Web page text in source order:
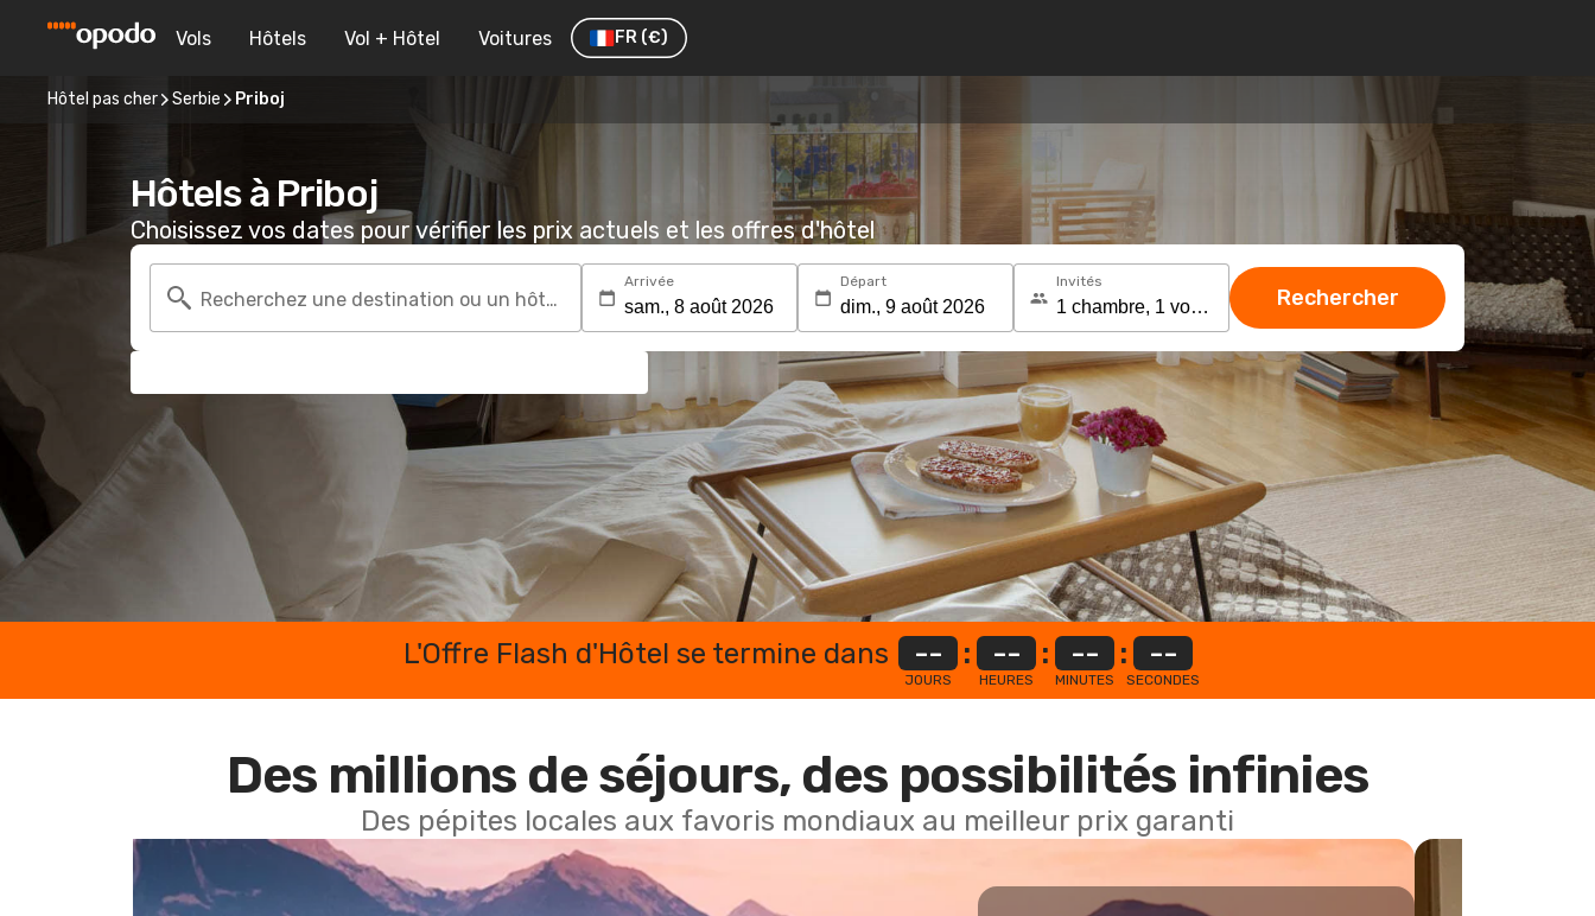
Vols Hôtels Vol + Hôtel Voitures FR (€)
Hôtel pas cher Serbie Priboj
Hôtels à Priboj
Choisissez vos dates pour vérifier les prix actuels et les offres d'hôtel
Recherchez une destination ou un hôtel
Arrivée Départ Invités
Rechercher
L'Offre Flash d'Hôtel se termine dans --
JOURS
: --
HEURES
: --
MINUTES
: --
SECONDES
Des millions de séjours, des possibilités infinies
Des pépites locales aux favoris mondiaux au meilleur prix garanti